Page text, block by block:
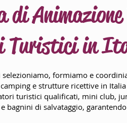
di
Turistici in
selezioniamo, formiamo e
e strutture ricettive in Italia
turistici qualificati, mini club,
bagnini di salvataggio,